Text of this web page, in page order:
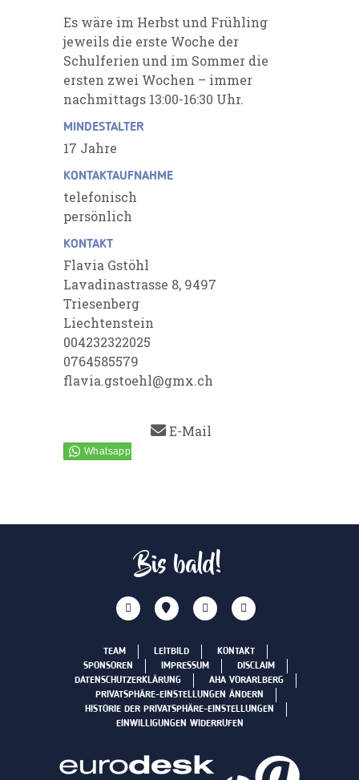
Es wäre im Herbst und Frühling
jeweils die erste Woche der
Schulferien und im Sommer die
ersten zwei Wochen – immer
nachmittags 13:00-16:30 Uhr.
MINDESTALTER
17 Jahre
KONTAKTAUFNAHME
telefonisch
persönlich
KONTAKT
Flavia Gstöhl
Lavadinastrasse 8, 9497
Triesenberg
Liechtenstein
004232322025
0764585579
flavia.gstoehl@gmx.ch
E-Mail
Bis bald!
TEAM LEITBILD
KONTAKT
SPONSOREN
IMPRESSUM
DISCLAIM
DATENSCHUTZERKLÄRUNG
AHA VORARLBERG
PRIVATSPHÄRE-EINSTELLUNGEN ÄNDERN
HISTORIE DER PRIVATSPHÄRE-EINSTELLUNGEN
EINWILLIGUNGEN WIDERRUFEN